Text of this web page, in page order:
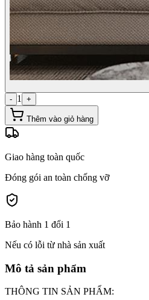
- 1 +
Thêm vào giỏ hàng
Giao hàng toàn quốc
Đóng gói an toàn chống vỡ
Bảo hành 1 đổi 1
Nếu có lỗi từ nhà sản xuất
Mô tả sản phẩm
THÔNG TIN SẢN PHẨM: